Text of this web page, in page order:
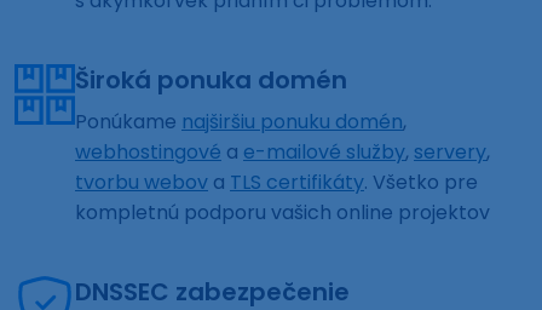
Široká ponuka domén
Ponúkame najširšiu ponuku domén,
webhostingové a e-mailové služby, servery,
tvorbu webov a TLS certifikáty. Všetko pre
kompletnú podporu vašich online projektov
DNSSEC zabezpečenie